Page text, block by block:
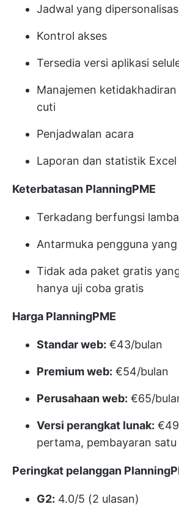
Jadwal yang
Kontrol akses
Tersedia versi aplikasi
Manajemen
cuti
Penjadwalan acara
Laporan dan statistik Excel
Keterbatasan PlanningPME
Terkadang berfungsi
Antarmuka pengguna
Tidak ada paket gratis
hanya uji coba gratis
Harga PlanningPME
Standar web: €43/bulan
Premium web: €54/bulan
Perusahaan web: €65/
Versi perangkat lunak:
pertama, pembayaran satu
Peringkat pelanggan
G2: 4.0/5 (2 ulasan)